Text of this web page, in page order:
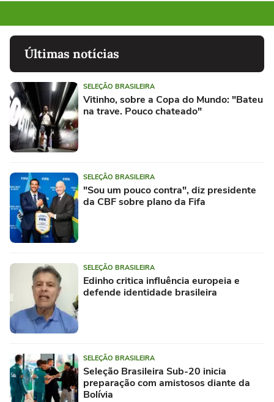
Últimas notícias
SELEÇÃO BRASILEIRA
Vitinho, sobre a Copa do Mundo: "Bateu
na trave. Pouco chateado"
SELEÇÃO BRASILEIRA
"Sou um pouco contra", diz presidente
da CBF sobre plano da Fifa
SELEÇÃO BRASILEIRA
Edinho critica influência europeia e
defende identidade brasileira
SELEÇÃO BRASILEIRA
Seleção Brasileira Sub-20 inicia
preparação com amistosos diante da
Bolívia